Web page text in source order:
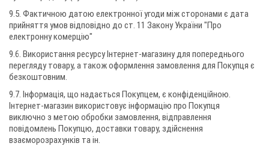
9.5. Фактичною датою електронної угоди між сторонами є дата
прийняття умов відповідно до ст. 11 Закону України "Про
електронну комерцію"
9.6. Використання ресурсу Інтернет-магазину для попереднього
перегляду товару, а також оформлення замовлення для Покупця є
безкоштовним.
9.7. Інформація, що надається Покупцем, є конфіденційною.
Інтернет-магазин використовує інформацію про Покупця
виключно з метою обробки замовлення, відправлення
повідомлень Покупцю, доставки товару, здійснення
взаєморозрахунків та ін.